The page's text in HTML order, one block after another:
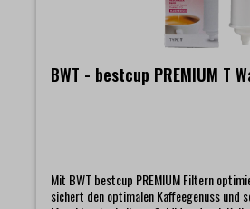
BWT - bestcup PREMIUM T
Mit BWT bestcup PREMIUM Filtern
sichert den optimalen Kaffeegenuss und